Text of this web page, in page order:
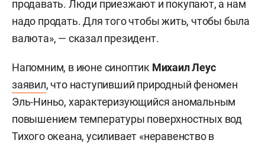
продавать. Люди приезжают и покупают, а нам
надо продать. Для того чтобы жить, чтобы была
валюта», — сказал президент.
Напомним, в июне синоптик Михаил Леус
заявил, что наступивший природный феномен
Эль-Ниньо, характеризующийся аномальным
повышением температуры поверхностных вод
Тихого океана, усиливает «неравенство в